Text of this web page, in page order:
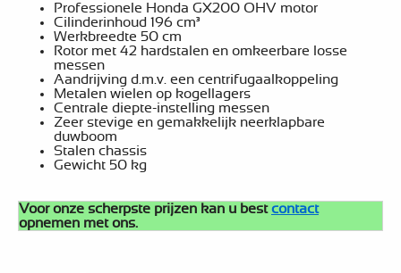
Professionele Honda GX200 OHV motor
Cilinderinhoud 196 cm³
Werkbreedte 50 cm
Rotor met 42 hardstalen en omkeerbare losse
messen
Aandrijving d.m.v. een centrifugaalkoppeling
Metalen wielen op kogellagers
Centrale diepte-instelling messen
Zeer stevige en gemakkelijk neerklapbare
duwboom
Stalen chassis
Gewicht 50 kg
Voor onze scherpste prijzen kan u bestcontact
opnemen met ons.